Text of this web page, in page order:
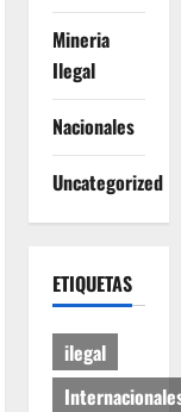
Mineria
Ilegal
Nacionales
Uncategorized
ETIQUETAS
ilegal